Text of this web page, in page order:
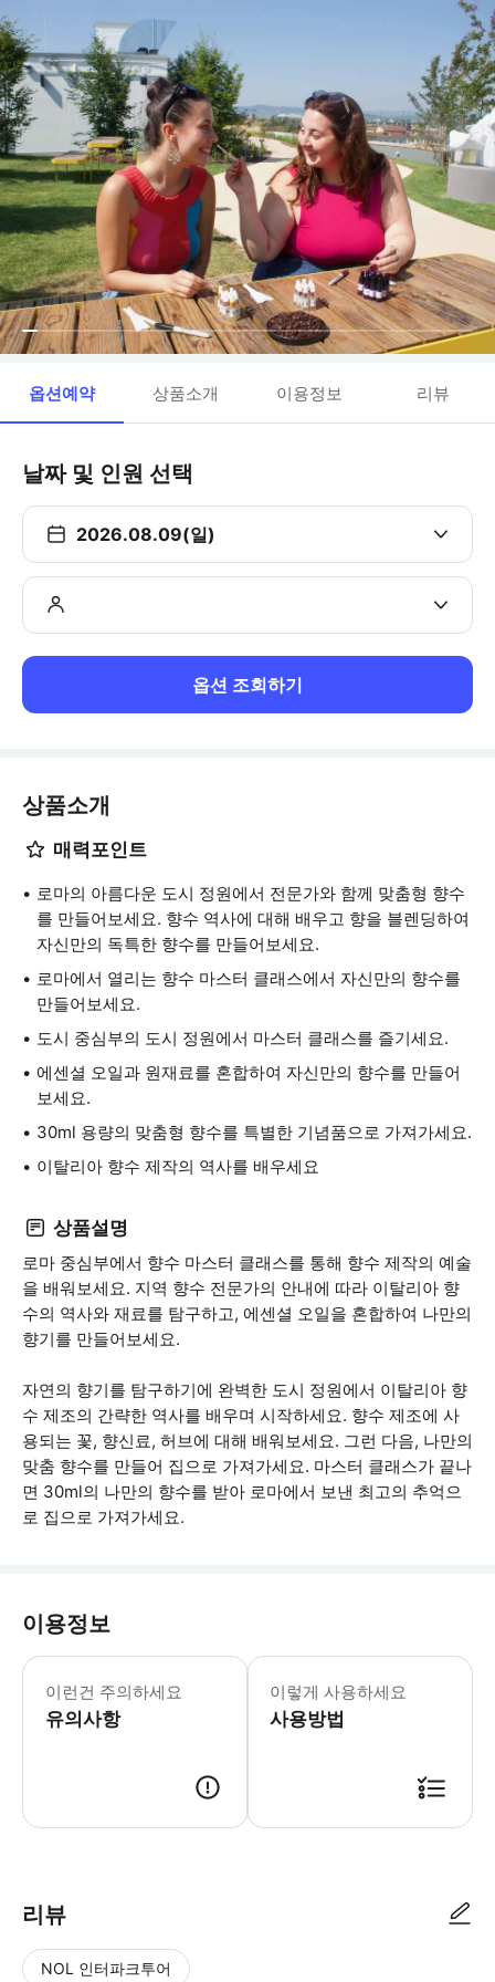
옵션예약 상품소개 이용정보 리뷰
날짜 및 인원 선택
2026.08.09(일)
옵션 조회하기
상품소개
매력포인트
로마의 아름다운 도시 정원에서 전문가와 함께 맞춤형 향수
를 만들어보세요. 향수 역사에 대해 배우고 향을 블렌딩하여
자신만의 독특한 향수를 만들어보세요.
로마에서 열리는 향수 마스터 클래스에서 자신만의 향수를
만들어보세요.
도시 중심부의 도시 정원에서 마스터 클래스를 즐기세요.
에센셜 오일과 원재료를 혼합하여 자신만의 향수를 만들어
보세요.
30ml 용량의 맞춤형 향수를 특별한 기념품으로 가져가세요.
이탈리아 향수 제작의 역사를 배우세요
상품설명
로마 중심부에서 향수 마스터 클래스를 통해 향수 제작의 예술
을 배워보세요. 지역 향수 전문가의 안내에 따라 이탈리아 향
수의 역사와 재료를 탐구하고, 에센셜 오일을 혼합하여 나만의
향기를 만들어보세요.
자연의 향기를 탐구하기에 완벽한 도시 정원에서 이탈리아 향
수 제조의 간략한 역사를 배우며 시작하세요. 향수 제조에 사
용되는 꽃, 향신료, 허브에 대해 배워보세요. 그런 다음, 나만의
맞춤 향수를 만들어 집으로 가져가세요. 마스터 클래스가 끝나
면 30ml의 나만의 향수를 받아 로마에서 보낸 최고의 추억으
로 집으로 가져가세요.
이용정보
이런건 주의하세요
유의사항
워크숍에서 순수한 원재료를 사용하
이렇게 사용하세요
사용방법
리뷰
NOL 인터파크투어